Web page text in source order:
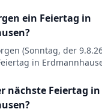
ein Feiertag in
(Sonntag, der
in
nächste Feiertag in